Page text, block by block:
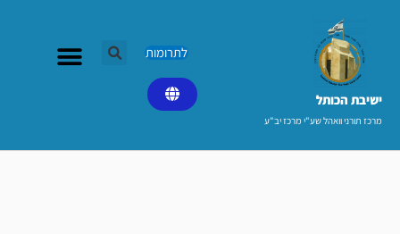
ישיבת הכותל​
מרכז תורני וואהל שע"י מרכז יב"ע
לתרומות